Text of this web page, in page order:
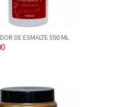
DE ESMALTE 500 ML